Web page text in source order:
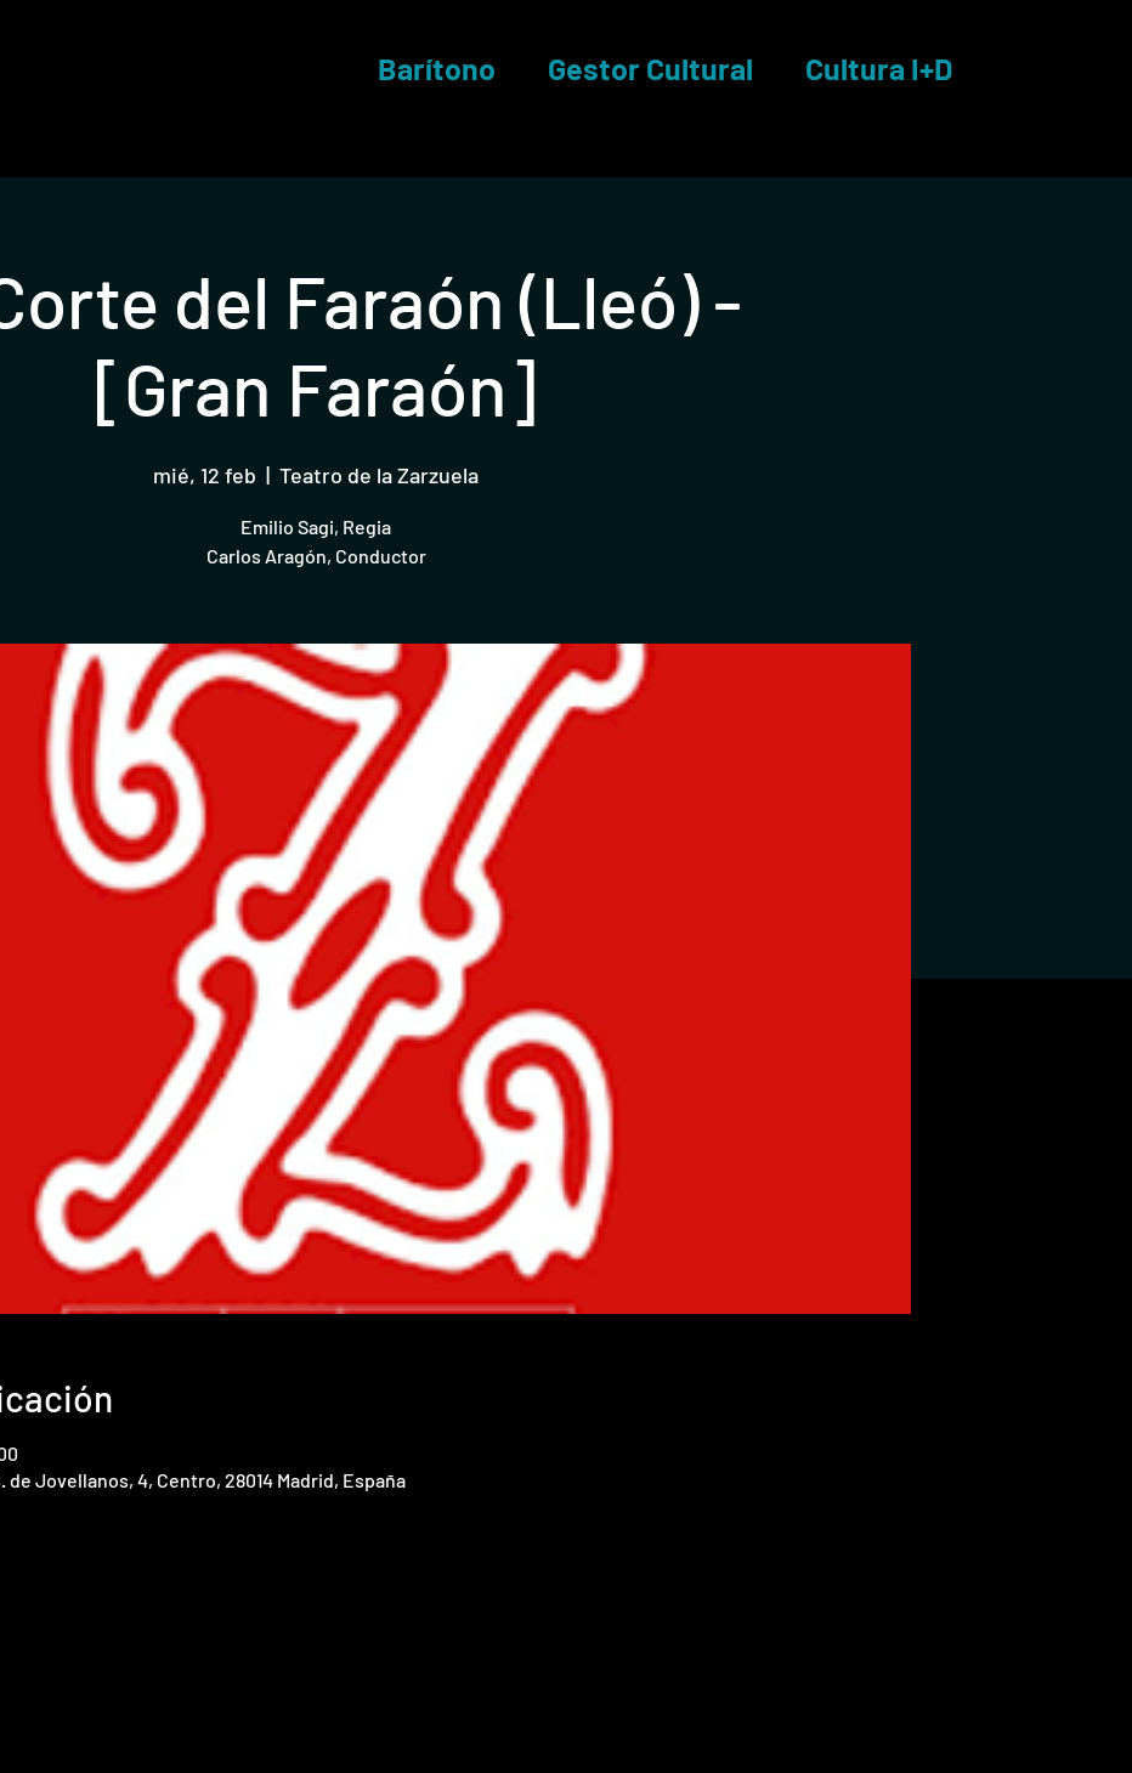
Barítono Gestor Cultural Cultura I+D
del Faraón (Lleó) -
[Gran Faraón]
mié, 12 feb
  |
Teatro de la Zarzuela
Emilio Sagi, Regia
Carlos Aragón, Conductor
de Jovellanos, 4, Centro, 28014 Madrid, España